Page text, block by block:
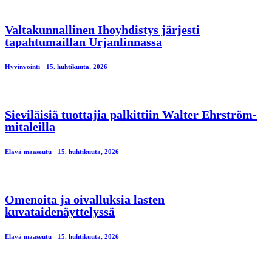
Valtakunnallinen Ihoyhdistys järjesti
tapahtumaillan Urjanlinnassa
Hyvinvointi 15. huhtikuuta, 2026
Sieviläisiä tuottajia palkittiin Walter Ehrström-
mitaleilla
Elävä maaseutu 15. huhtikuuta, 2026
Omenoita ja oivalluksia lasten
kuvataidenäyttelyssä
Elävä maaseutu 15. huhtikuuta, 2026